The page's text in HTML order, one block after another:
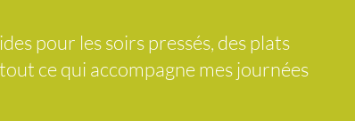
pour les soirs pressés, des plats
ce qui accompagne mes journées